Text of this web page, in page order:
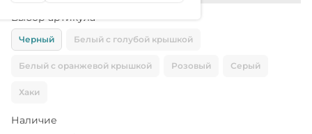
Выбор артикула
Черный Белый с голубой крышкой
Белый с оранжевой крышкой Розовый Серый
Хаки
Наличие